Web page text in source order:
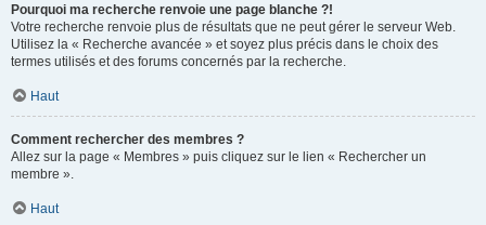
Pourquoi ma recherche renvoie une page blanche ?!
Votre recherche renvoie plus de résultats que ne peut gérer le serveur Web.
Utilisez la « Recherche avancée » et soyez plus précis dans le choix des
termes utilisés et des forums concernés par la recherche.
Haut
Comment rechercher des membres ?
Allez sur la page « Membres » puis cliquez sur le lien « Rechercher un
membre ».
Haut